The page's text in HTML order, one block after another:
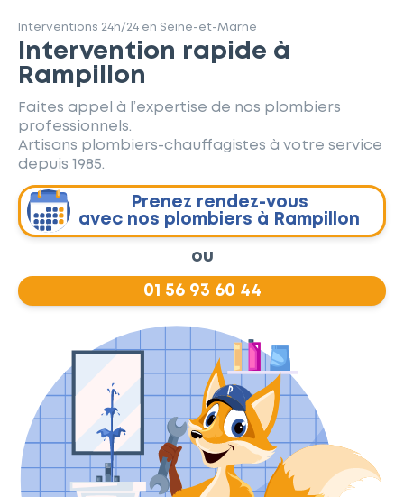
Interventions 24h/24 en Seine-et-Marne
Intervention rapide à
Rampillon
Faites appel à l’expertise de nos plombiers
professionnels.
Artisans plombiers-chauffagistes à votre service
depuis 1985.
Prenez rendez-vous
avec nos plombiers à Rampillon
ou
01 56 93 60 44